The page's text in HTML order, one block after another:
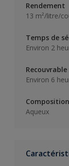
Rendement
13 m²/litre/
Temps de
Environ 2
Recouvrable
Environ 6
Composition
Aqueux